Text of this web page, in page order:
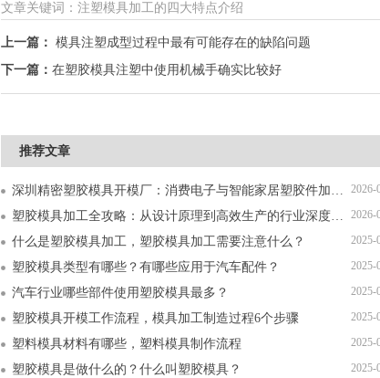
文章关键词：注塑模具加工的四大特点介绍
上一篇： 模具注塑成型过程中最有可能存在的缺陷问题
下一篇： 在塑胶模具注塑中使用机械手确实比较好
推荐文章
2026-
深圳精密塑胶模具开模厂：消费电子与智能家居塑胶件加工全解析
2026-
塑胶模具加工全攻略：从设计原理到高效生产的行业深度指南
2025-
什么是塑胶模具加工，塑胶模具加工需要注意什么？
2025-
塑胶模具类型有哪些？有哪些应用于汽车配件？
2025-
汽车行业哪些部件使用塑胶模具最多？
2025-
塑胶模具开模工作流程，模具加工制造过程6个步骤
2025-
塑料模具材料有哪些，塑料模具制作流程
2025-
塑胶模具是做什么的？什么叫塑胶模具？